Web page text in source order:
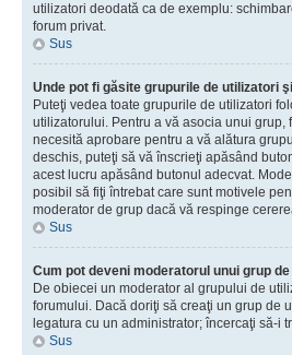
utilizatori deodată ca de exemplu:
forum privat.
Sus
Unde pot fi găsite grupurile de utilizatori
Puteţi vedea toate grupurile de utilizatori
utilizatorului. Pentru a vă asocia unui
necesită aprobare pentru a vă alătura
deschis, puteţi să vă înscrieţi apăsând
acest lucru apăsând butonul adecvat.
posibil să fiţi întrebat care sunt motivele
moderator de grup dacă vă respinge
Sus
Cum pot deveni moderatorul unui grup
De obiecei un moderator al grupului de
forumului. Dacă doriţi să creaţi un grup de
legatura cu un administrator; încercaţi să-i
Sus